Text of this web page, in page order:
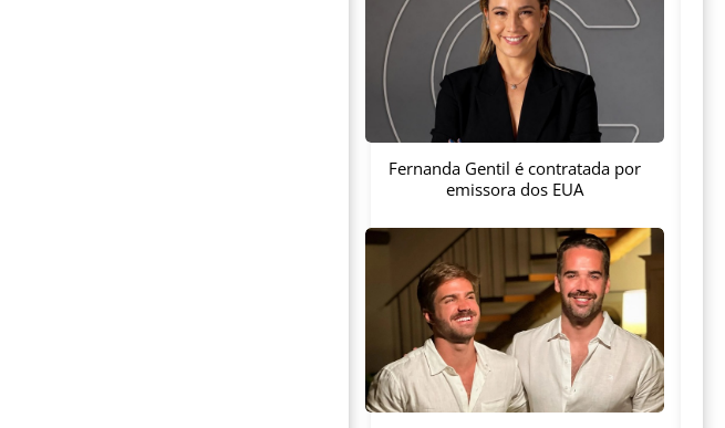
Fernanda Gentil é contratada por
emissora dos EUA